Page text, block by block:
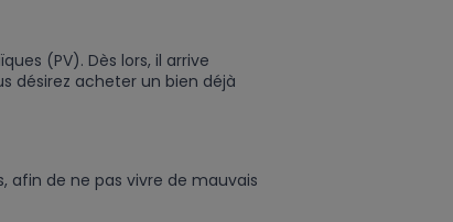
(PV). Dès lors, il arrive
désirez acheter un bien déjà
afin de ne pas vivre de mauvais